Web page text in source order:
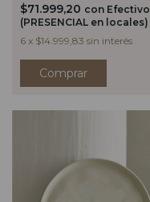
$71.999,20 con Efectivo
(PRESENCIAL en locales)
6 x $14.999,83 sin interés
Comprar